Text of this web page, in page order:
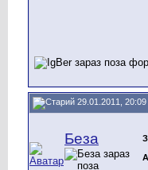
29.01.2011, 20:09
Беза